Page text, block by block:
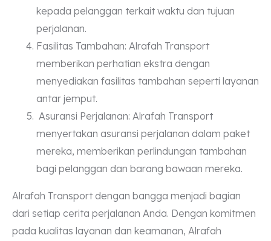
kepada pelanggan terkait waktu dan tujuan
perjalanan.
Fasilitas Tambahan: Alrafah Transport
memberikan perhatian ekstra dengan
menyediakan fasilitas tambahan seperti layanan
antar jemput.
Asuransi Perjalanan: Alrafah Transport
menyertakan asuransi perjalanan dalam paket
mereka, memberikan perlindungan tambahan
bagi pelanggan dan barang bawaan mereka.
Alrafah Transport dengan bangga menjadi bagian
dari setiap cerita perjalanan Anda. Dengan komitmen
pada kualitas layanan dan keamanan, Alrafah